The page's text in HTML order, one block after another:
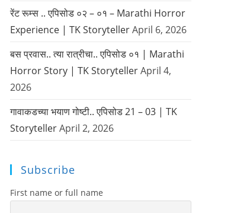
रेंट रूम्स .. एपिसोड ०२ – ०१ – Marathi Horror
Experience | TK StorytellerApril 6, 2026
बस प्रवास.. त्या रात्रीचा.. एपिसोड ०१ | Marathi
Horror Story | TK StorytellerApril 4,
2026
गावाकडच्या भयाण गोष्टी.. एपिसोड 21 – 03 | TK
StorytellerApril 2, 2026
Subscribe
First name or full name